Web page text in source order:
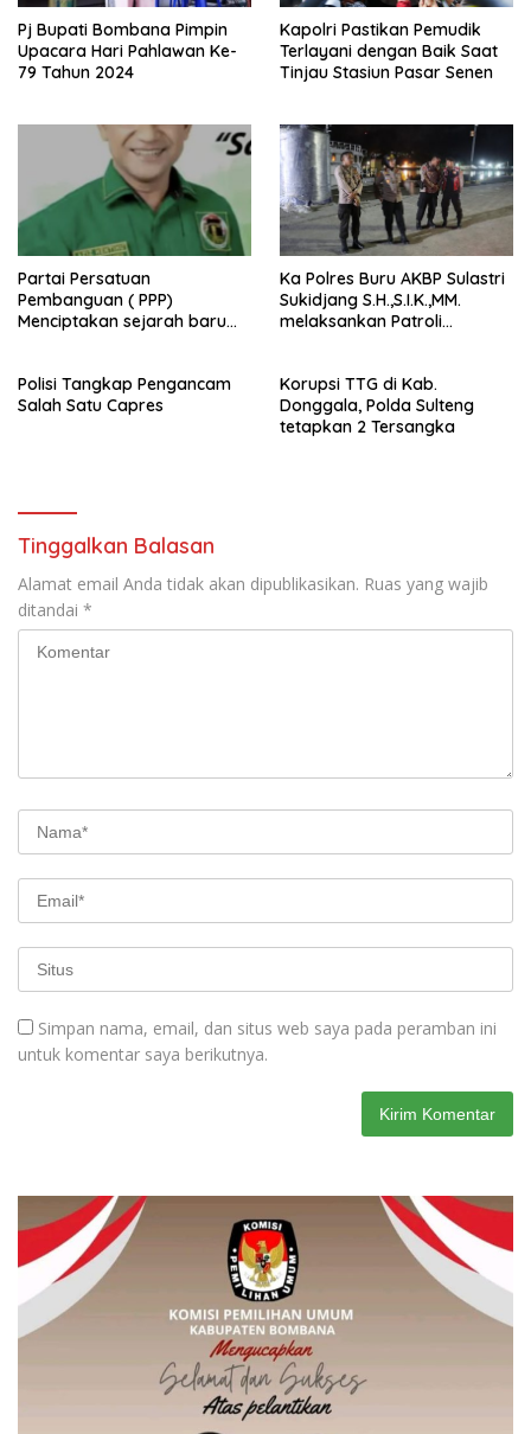
Pj Bupati Bombana Pimpin
Upacara Hari Pahlawan Ke-
79 Tahun 2024
Kapolri Pastikan Pemudik
Terlayani dengan Baik Saat
Tinjau Stasiun Pasar Senen
Partai Persatuan
Pembanguan ( PPP)
Menciptakan sejarah baru
Buru (Namlea).
Ka Polres Buru AKBP Sulastri
Sukidjang S.H.,S.I.K.,MM.
melaksankan Patroli
Polisi Tangkap Pengancam
Salah Satu Capres
Korupsi TTG di Kab.
Donggala, Polda Sulteng
tetapkan 2 Tersangka
Tinggalkan Balasan
Alamat email Anda tidak akan dipublikasikan. Ruas yang wajib
ditandai *
Simpan nama, email, dan situs web saya pada peramban ini
untuk komentar saya berikutnya.